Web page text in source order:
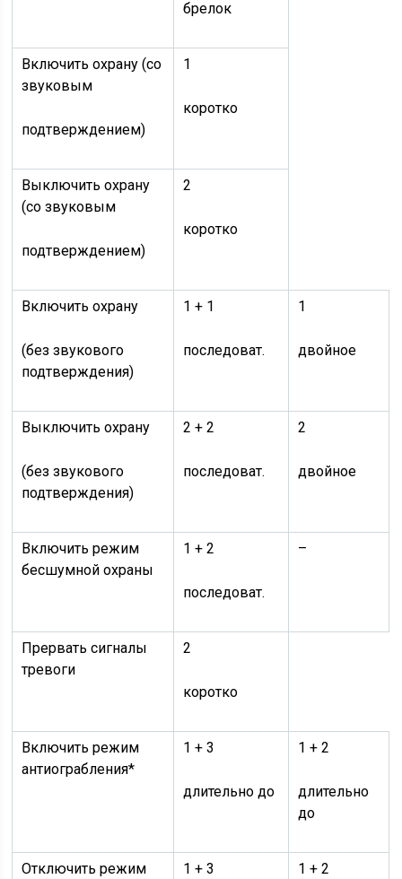
брелок
Включить охрану (со
звуковым
подтверждением)
1
коротко
Выключить охрану
(со звуковым
подтверждением)
2
коротко
Включить охрану
(без звукового
подтверждения)
1 + 1
последоват.
1
двойное
Выключить охрану
(без звукового
подтверждения)
2 + 2
последоват.
2
двойное
Включить режим
бесшумной охраны
1 + 2
последоват.
–
Прервать сигналы
тревоги
2
коротко
Включить режим
антиограбления*
1 + 3
длительно до
1 + 2
длительно
до
Отключить режим 1 + 3 1 + 2